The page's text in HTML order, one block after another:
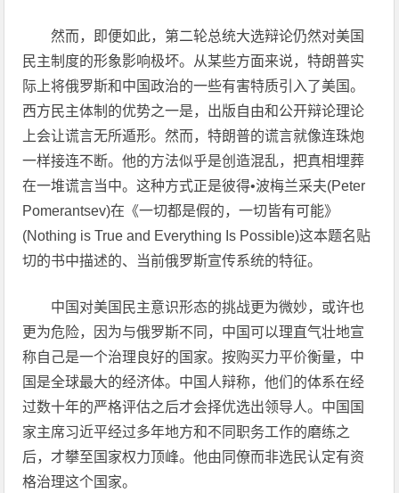
然而，即便如此，第二轮总统大选辩论仍然对美国
民主制度的形象影响极坏。从某些方面来说，特朗普实
际上将俄罗斯和中国政治的一些有害特质引入了美国。
西方民主体制的优势之一是，出版自由和公开辩论理论
上会让谎言无所遁形。然而，特朗普的谎言就像连珠炮
一样接连不断。他的方法似乎是创造混乱，把真相埋葬
在一堆谎言当中。这种方式正是彼得•波梅兰采夫(Peter
Pomerantsev)在《一切都是假的，一切皆有可能》
(Nothing is True and Everything Is Possible)这本题名贴
切的书中描述的、当前俄罗斯宣传系统的特征。
中国对美国民主意识形态的挑战更为微妙，或许也
更为危险，因为与俄罗斯不同，中国可以理直气壮地宣
称自己是一个治理良好的国家。按购买力平价衡量，中
国是全球最大的经济体。中国人辩称，他们的体系在经
过数十年的严格评估之后才会择优选出领导人。中国国
家主席习近平经过多年地方和不同职务工作的磨练之
后，才攀至国家权力顶峰。他由同僚而非选民认定有资
格治理这个国家。